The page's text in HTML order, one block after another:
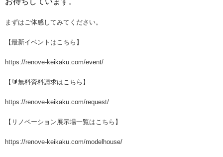
。
まずはご体感してみてください。
【最新イベントはこちら】
https://renove-keikaku.com/event/
【🔰無料資料請求はこちら】
https://renove-keikaku.com/request/
【リノベーション展示場一覧はこちら】
https://renove-keikaku.com/modelhouse/